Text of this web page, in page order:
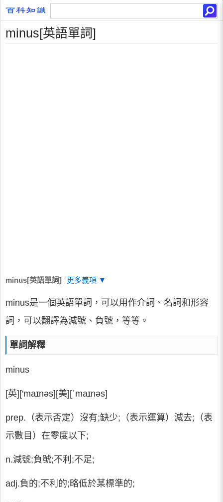
minus[英語單詞]
minus[英語單詞] 更多義項 ▼
minus是一個英語單詞，可以用作介詞、名詞和形容
詞，可以翻譯為減號、負號，等等。
單詞解釋
minus
[英]['maɪnəs][美][ˈmaɪnəs]
prep.（表示否定）沒有;缺少;（表示運算）減去;（表
示數目）在零度以下;
n.減號;負號;不利;不足;
adj.負的;不利的;略低於某標準的;